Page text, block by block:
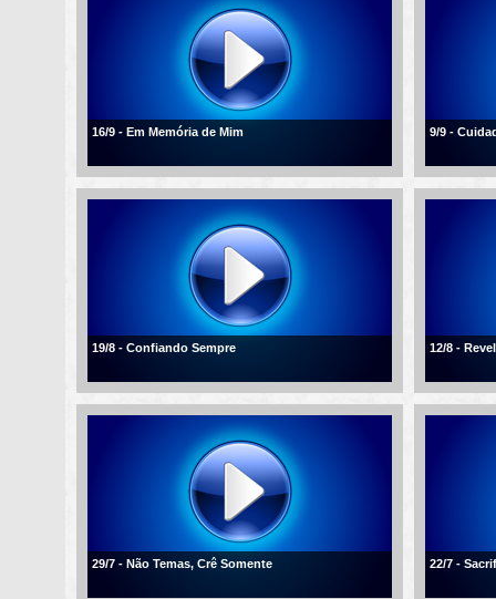
16/9 - Em Memória de Mim 9/9 -
19/8 - Confiando Sempre 12/8 -
29/7 - Não Temas, Crê Somente 22/7 -